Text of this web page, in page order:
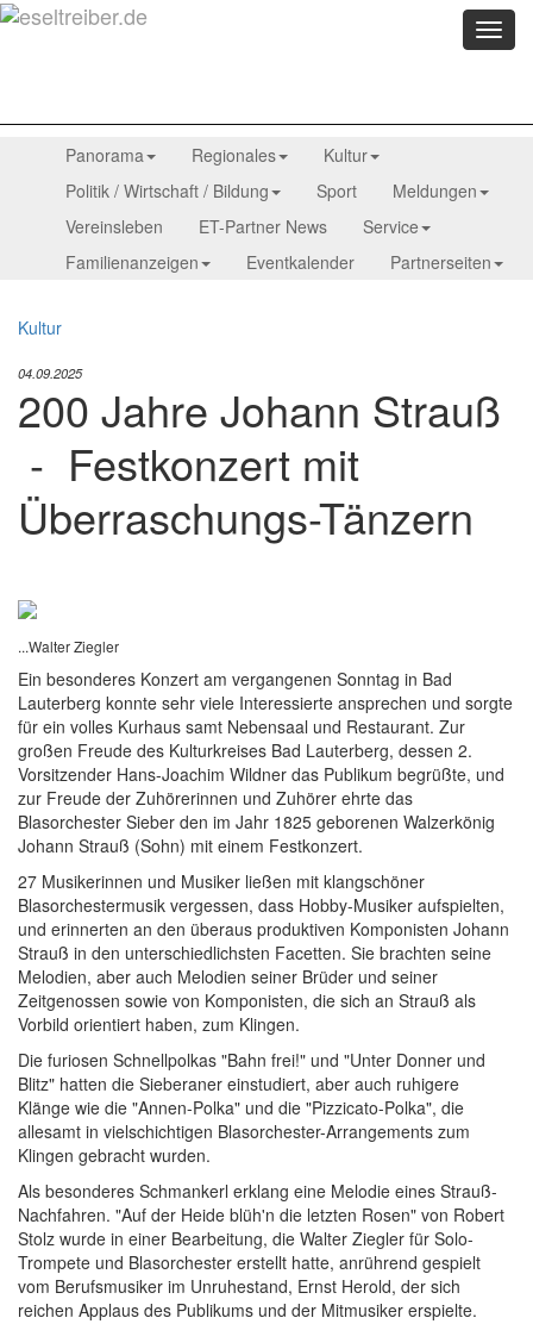
Menü
Panorama Regionales
Kultur
Politik / Wirtschaft / Bildung
Sport
Meldungen
Vereinsleben
ET-Partner News
Service
Familienanzeigen
Eventkalender Partnerseiten
Kultur
04.09.2025
200 Jahre Johann Strauß
- Festkonzert mit
Überraschungs-Tänzern
...Walter Ziegler
Ein besonderes Konzert am vergangenen Sonntag in Bad
Lauterberg konnte sehr viele Interessierte ansprechen und sorgte
für ein volles Kurhaus samt Nebensaal und Restaurant. Zur
großen Freude des Kulturkreises Bad Lauterberg, dessen 2.
Vorsitzender Hans-Joachim Wildner das Publikum begrüßte, und
zur Freude der Zuhörerinnen und Zuhörer ehrte das
Blasorchester Sieber den im Jahr 1825 geborenen Walzerkönig
Johann Strauß (Sohn) mit einem Festkonzert.
27 Musikerinnen und Musiker ließen mit klangschöner
Blasorchestermusik vergessen, dass Hobby-Musiker aufspielten,
und erinnerten an den überaus produktiven Komponisten Johann
Strauß in den unterschiedlichsten Facetten. Sie brachten seine
Melodien, aber auch Melodien seiner Brüder und seiner
Zeitgenossen sowie von Komponisten, die sich an Strauß als
Vorbild orientiert haben, zum Klingen.
Die furiosen Schnellpolkas "Bahn frei!" und "Unter Donner und
Blitz" hatten die Sieberaner einstudiert, aber auch ruhigere
Klänge wie die "Annen-Polka" und die "Pizzicato-Polka", die
allesamt in vielschichtigen Blasorchester-Arrangements zum
Klingen gebracht wurden.
Als besonderes Schmankerl erklang eine Melodie eines Strauß-
Nachfahren. "Auf der Heide blüh'n die letzten Rosen" von Robert
Stolz wurde in einer Bearbeitung, die Walter Ziegler für Solo-
Trompete und Blasorchester erstellt hatte, anrührend gespielt
vom Berufsmusiker im Unruhestand, Ernst Herold, der sich
reichen Applaus des Publikums und der Mitmusiker erspielte.